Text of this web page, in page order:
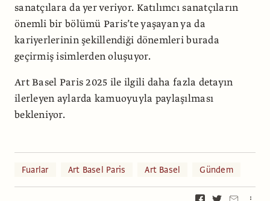
sanatçılara da yer veriyor. Katılımcı sanatçıların
önemli bir bölümü Paris’te yaşayan ya da
kariyerlerinin şekillendiği dönemleri burada
geçirmiş isimlerden oluşuyor.
Art Basel Paris 2025 ile ilgili daha fazla detayın
ilerleyen aylarda kamuoyuyla paylaşılması
bekleniyor.
Fuarlar Art Basel Paris Art Basel Gündem